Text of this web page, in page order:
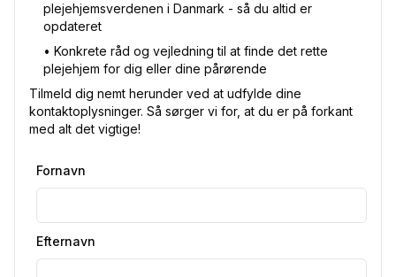
plejehjemsverdenen i Danmark - så du altid er
opdateret
•⁠ Konkrete råd og vejledning til at finde det rette
plejehjem for dig eller dine pårørende
Tilmeld dig nemt herunder ved at udfylde dine
kontaktoplysninger. Så sørger vi for, at du er på forkant
med alt det vigtige!
Fornavn
Efternavn